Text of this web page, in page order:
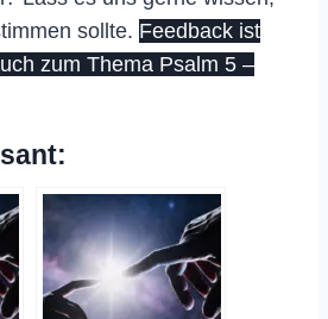
sollte. Feedback ist
zum Thema Psalm 5 –